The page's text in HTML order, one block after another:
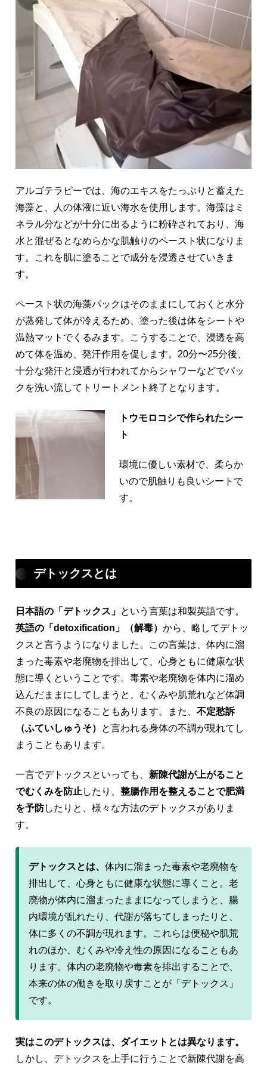
アルゴテラピーでは、 海のエキ スをたっぷりと蓄えた
海藻と、人の体液に近い海水を使用します。海藻はミ
ネラル分などが十分に出るように粉砕されており、海
水と混ぜるとなめらかな肌触りのペースト状になりま
す。これを肌に塗ることで成分を浸透させていきま
す。
ペースト状の海藻パックはそのままにしておくと水分
が蒸発して体が冷えるため、塗った後は体をシートや
温熱マットでくるみます。こうすることで、浸透を高
めて体を温め、発汗作用を促します。20分〜25分後、
十分な発汗と浸透が行われてからシャワーなどでパッ
クを洗い流してトリートメント終了となります。
トウモロコシで作られたシー
ト
環境に優しい素材で、柔らか
いので肌触りも良いシートで
す。
デトックスとは
日本語の「デトックス」 という言葉は和製英語です。
英語の「detoxification」（解毒） から、略してデトッ
クスと言うようになりました。この言葉は、体内に溜
まった毒素や老廃物を排出して、心身ともに健康な状
態に導くということです。毒素や老廃物を体内に溜め
込んだままにしてしまうと、むくみや肌荒れなど体調
不良の原因になることもあります。また、 不定愁訴
（ふていしゅうそ）
と言われる身体の不調が現れてし
まうこともあります。
一言でデトックスといっても、 新陳代謝が上がること
でむくみを防止 したり、 整腸作用を整えることで肥満
を予防したりと、様々な方法のデトックスがありま
す。
デトックスとは、 体内に溜まった毒素や老廃物を
排出して、心身ともに健康な状態に導くこと。老
廃物が体内に溜まったままになってしまうと、腸
内環境が乱れたり、代謝が落ちてしまったりと、
体に多くの不調が現れます。これらは便秘や肌荒
れのほか、むくみや冷え性の原因になることもあ
ります。体内の老廃物や毒素を排出することで、
本来の体の働きを取り戻すことが「デトックス」
です。
実はこのデトックスは、ダイエットとは異なります。
しかし、デトックスを上手に行うことで新陳代謝を高